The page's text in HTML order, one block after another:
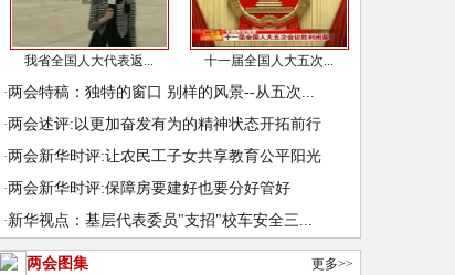
我省全国人大代表返... 十一届全国人大五次...
·两会特稿：独特的窗口 别样的风景--从五次...
·两会述评:以更加奋发有为的精神状态开拓前行
·两会新华时评:让农民工子女共享教育公平阳光
·两会新华时评:保障房要建好也要分好管好
·新华视点：基层代表委员"支招"校车安全三...
两会图集 更多>>